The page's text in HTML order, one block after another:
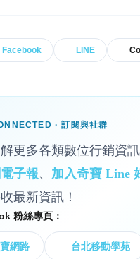
Facebook LINE
· 訂閱與社群
更多各類數位行銷資
子報、 加入奇寶 Line
最新資訊！
粉絲專頁：
網路 台北移動學苑